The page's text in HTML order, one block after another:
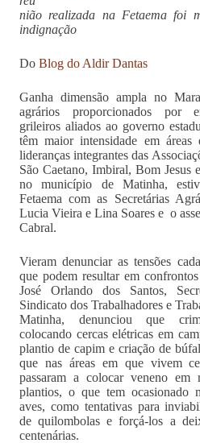
nião realizada na Fetaema foi
indignação
Do Blog do Aldir Dantas
Ganha dimensão ampla no
agrários proporcionados por
grileiros aliados ao governo
têm maior intensidade em áreas
lideranças integrantes das
São Caetano, Imbiral, Bom Jesus
no município de Matinha,
Fetaema com as Secretárias
Lucia Vieira e Lina Soares e o
Cabral.
Vieram denunciar as tensões
que podem resultar em
José Orlando dos Santos,
Sindicato dos Trabalhadores e
Matinha, denunciou que
colocando cercas elétricas em
plantio de capim e criação de
que nas áreas em que vivem
passaram a colocar veneno em
plantios, o que tem ocasionado
aves, como tentativas para
de quilombolas e forçá-los a
centenárias.